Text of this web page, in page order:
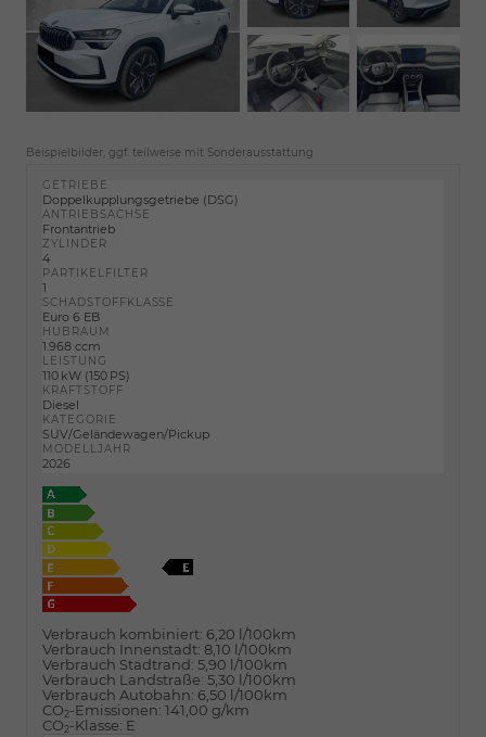
Beispielbilder, ggf. teilweise mit Sonderausstattung
GETRIEBE
Doppelkupplungsgetriebe (DSG)
ANTRIEBSACHSE
Frontantrieb
ZYLINDER
4
PARTIKELFILTER
1
SCHADSTOFFKLASSE
Euro 6 EB
HUBRAUM
1.968 ccm
LEISTUNG
110 kW (150 PS)
KRAFTSTOFF
Diesel
KATEGORIE
SUV/Geländewagen/Pickup
MODELLJAHR
2026
Verbrauch kombiniert: 6,20 l/100km
Verbrauch Innenstadt: 8,10 l/100km
Verbrauch Stadtrand: 5,90 l/100km
Verbrauch Landstraße: 5,30 l/100km
Verbrauch Autobahn: 6,50 l/100km
CO2-Emissionen: 141,00 g/km
CO2-Klasse: E